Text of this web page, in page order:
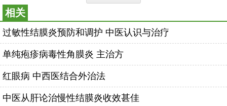
相关
过敏性结膜炎预防和调护 中医认识与治疗
单纯疱疹病毒性角膜炎 主治方
红眼病 中西医结合外治法
中医从肝论治慢性结膜炎收效甚佳